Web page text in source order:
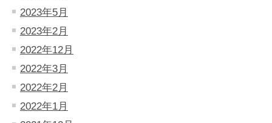
2023年5月
2023年2月
2022年12月
2022年3月
2022年2月
2022年1月